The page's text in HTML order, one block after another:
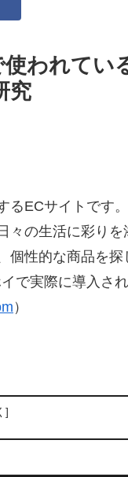
われてい
究
るECサイトです
々の生活に彩り
個性的な商品を
で実際に導入さ
）